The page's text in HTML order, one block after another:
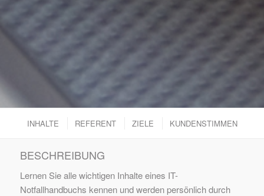
INHALTE REFERENT ZIELE KUNDENSTIMMEN
BESCHREIBUNG
Lernen Sie alle wichtigen Inhalte eines IT-
Notfallhandbuchs kennen und werden persönlich durch